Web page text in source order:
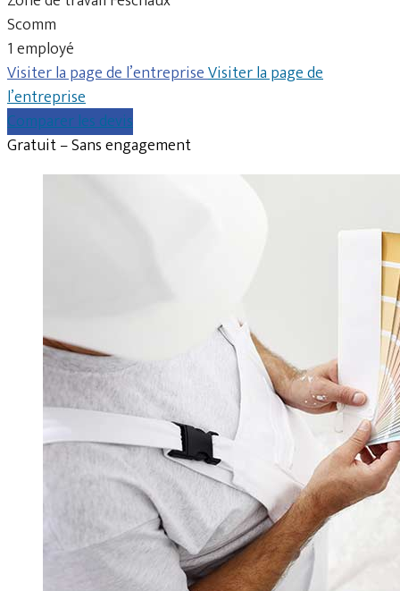
Scomm
1 employé
Visiter la page de l’entrepriseVisiter la page de
l’entreprise
Comparer les devis
Gratuit – Sans engagement